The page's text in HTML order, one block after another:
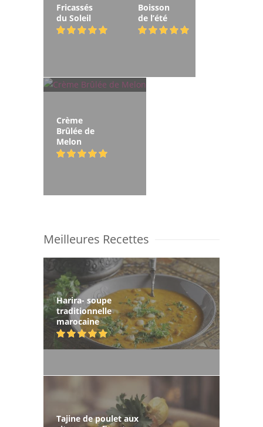
Fricassés
du Soleil
Boisson
de l’été
Crème
Brûlée de
Melon
Meilleures Recettes
Harira- soupe
traditionnelle
marocaine
Tajine de poulet aux